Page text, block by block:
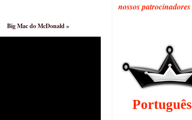
nossos patrocinadores
Português
Big Mac do McDonald»